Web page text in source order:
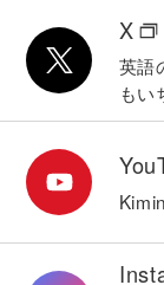
X
英語
もい